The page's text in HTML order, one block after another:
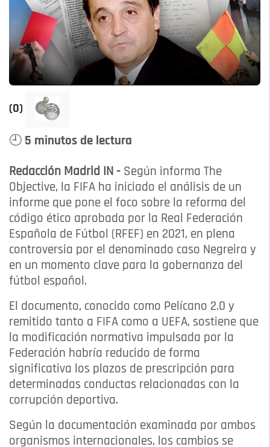
(0)
🕘 5 minutos de lectura
Redacción Madrid IN - Según informa The
Objective, la FIFA ha iniciado el análisis de un
informe que pone el foco sobre la reforma del
código ético aprobada por la Real Federación
Española de Fútbol (RFEF) en 2021, en plena
controversia por el denominado caso Negreira y
en un momento clave para la gobernanza del
fútbol español.
El documento, conocido como Pelícano 2.0 y
remitido tanto a FIFA como a UEFA, sostiene que
la modificación normativa impulsada por la
Federación habría reducido de forma
significativa los plazos de prescripción para
determinadas conductas relacionadas con la
corrupción deportiva.
Según la documentación examinada por ambos
organismos internacionales, los cambios se